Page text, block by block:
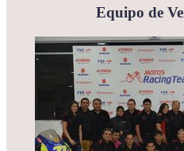
Equipo de